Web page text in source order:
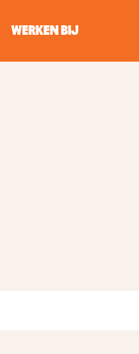
WERKEN BIJ